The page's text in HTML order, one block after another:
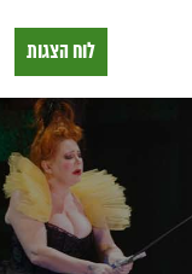
לוח הצגות